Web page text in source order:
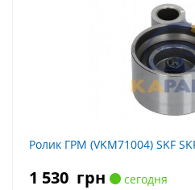
Ролик ГРМ (VKM71004) SKF
1 530 грн
сегодня